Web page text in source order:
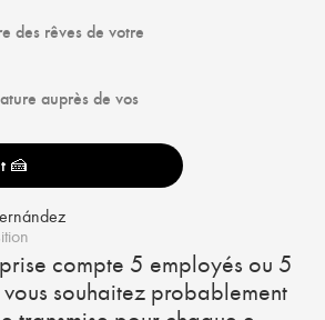
des rêves de votre
auprès de vos
🍰
compte 5 employés ou 5
souhaitez probablement